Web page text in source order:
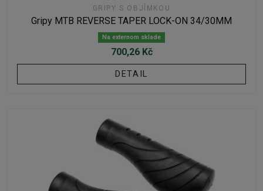
GRIPY S OBJÍMKOU
Gripy MTB REVERSE TAPER LOCK-ON 34/30MM
Na externom sklade
700,26 Kč
DETAIL